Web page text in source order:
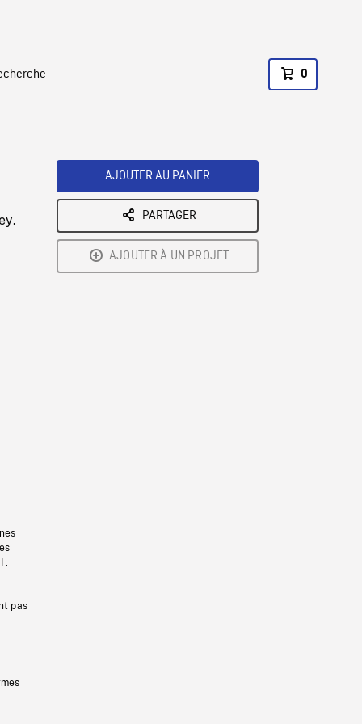
0
pas
AJOUTER AU PANIER
PARTAGER
AJOUTER À UN PROJET